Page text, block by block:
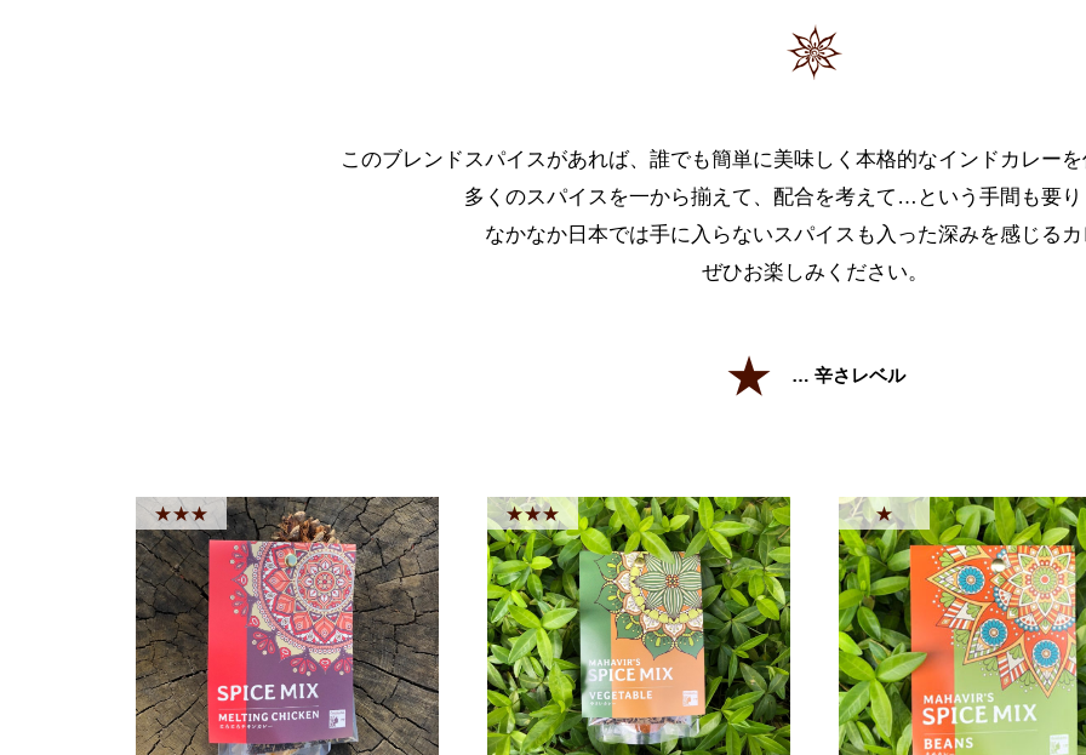
このブレンドスパイスがあれば、誰でも簡単に美味しく本格的なインドカレー
多くのスパイスを一から揃えて、配合を考えて…という手間も要
なかなか日本では手に入らないスパイスも入った深みを感じる
ぜひお楽しみください。
★ … 辛さレベル
★★★ ★★★ ★